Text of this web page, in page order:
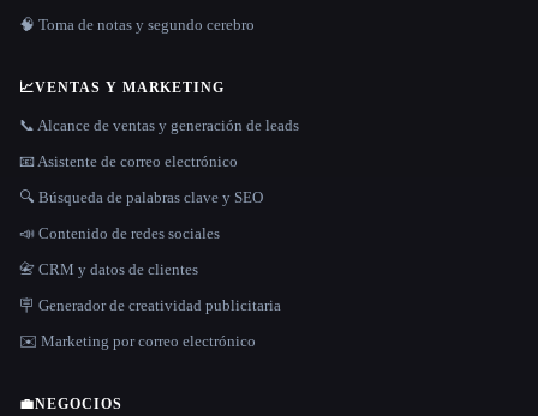
🧠 Toma de notas y segundo cerebro
📈VENTAS Y MARKETING
📞 Alcance de ventas y generación de leads
📧 Asistente de correo electrónico
🔍 Búsqueda de palabras clave y SEO
📣 Contenido de redes sociales
📇 CRM y datos de clientes
🪧 Generador de creatividad publicitaria
✉️ Marketing por correo electrónico
💼NEGOCIOS